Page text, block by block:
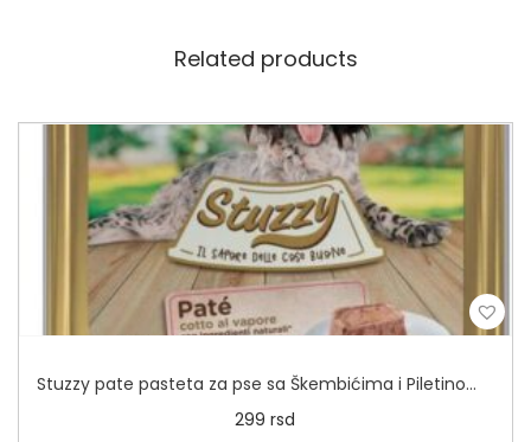
Related products
Stuzzy pate pasteta za pse sa Škembićima i Piletinom 300g
299rsd